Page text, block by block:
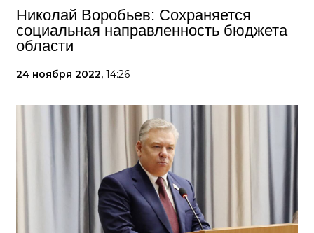
Николай Воробьев: Сохраняется
социальная направленность бюджета
области
24 ноября 2022, 14:26